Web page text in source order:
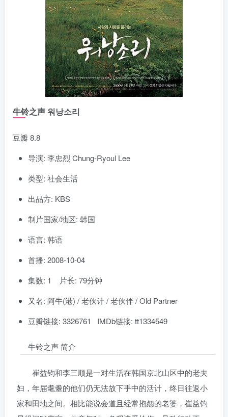
牛铃之声 워낭소리
豆瓣 8.8
导演: 李忠烈 Chung-Ryoul Lee
类型: 社会生活
出品方: KBS
制片国家/地区: 韩国
语言: 韩语
首播: 2008-10-04
集数: 1 片长: 79分钟
又名: 阿牛(港) / 老伙计 / 老伙伴 / Old Partner
豆瓣链接: 3326761 IMDb链接: tt1334549
牛铃之声 简介
崔益钧和李三顺是一对生活在韩国京北山区中的老夫
妇，年届耄耋的他们仍无法放下手中的活计，终日往返小
家和田地之间。相比能说会道且经常抱怨的老婆，崔益钧